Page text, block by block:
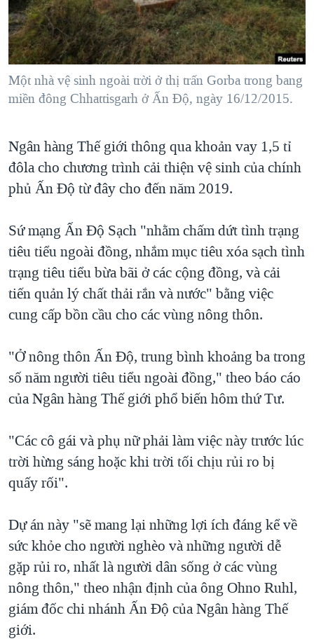
"Tìm"NGƯỜI VIỆT HẢI NGOẠI
ĐỜI SỐNG
KINH TẾ
KHOA HỌC
VĂN HOÁ
THỂ THAO
GIÁO DỤC
TẠI
HÀNH TRÌNH BẦU CỬ 2024
MỘT NĂM CHIẾN TRANH TẠI DẢI GAZA
GIẢI MÃ VÀNH ĐAI & CON ĐƯỜNG
NGÀY TỊ NẠN THẾ GIỚI
GROUND ZERO – XƯA VÀ NAY
CHI PHÍ CHIẾN TRANH AFGHANISTAN
THƯỢNG ĐỈNH TRUMP-KIM TẠI VIỆT NAM
TRỊNH VĨNH BÌNH VS. CHÍNH PHỦ VIỆT NAM
NGƯ DÂN VIỆT VÀ LÀN SÓNG TRỘM HẢI SÂM
BÊN KIA QUỐC LỘ: TIẾNG VỌNG TỪ NÔNG THÔN MỸ
VIDEO
NGHE
MẠNG XÃ HỘI
Ngôn ngữ khác
Một nhà vệ sinh ngoài trời ở thị trấn Gorba trong bang
miền đông Chhattisgarh ở Ấn Độ, ngày 16/12/2015.
Ngân hàng Thế giới thông qua khoản vay 1,5 tỉ
đôla cho chương trình cải thiện vệ sinh của chính
phủ Ấn Ðộ từ đây cho đến năm 2019.
Sứ mạng Ấn Ðộ Sạch "nhằm chấm dứt tình trạng
tiêu tiểu ngoài đồng, nhắm mục tiêu xóa sạch tình
trạng tiêu tiểu bừa bãi ở các cộng đồng, và cải
tiến quản lý chất thải rắn và nước" bằng việc
cung cấp bồn cầu cho các vùng nông thôn.
"Ở nông thôn Ấn Ðộ, trung bình khoảng ba trong
số năm người tiêu tiểu ngoài đồng," theo báo cáo
của Ngân hàng Thế giới phổ biến hôm thứ Tư.
"Các cô gái và phụ nữ phải làm việc này trước lúc
trời hừng sáng hoặc khi trời tối chịu rủi ro bị
quấy rối".
Dự án này "sẽ mang lại những lợi ích đáng kể về
sức khỏe cho người nghèo và những người dễ
gặp rủi ro, nhất là người dân sống ở các vùng
nông thôn," theo nhận định của ông Ohno Ruhl,
giám đốc chi nhánh Ấn Ðộ của Ngân hàng Thế
giới.